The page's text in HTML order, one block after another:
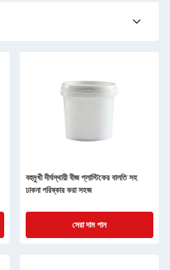
বহুমুখী দীর্ঘস্থায়ী বীজ প্লাস্টিকের বালতি সহ
ঢাকনা পরিষ্কার করা সহজ
সেরা দাম পান